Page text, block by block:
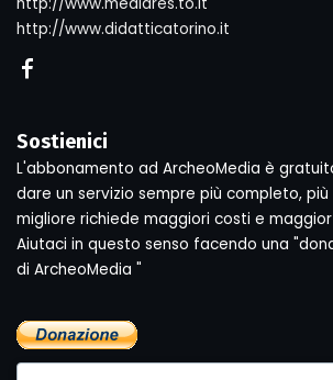
http://www.didatticatorino.it
Sostienici
L'abbonamento ad ArcheoMedia è
dare un servizio sempre più completo,
migliore richiede maggiori costi e
Aiutaci in questo senso facendo una
di ArcheoMedia "